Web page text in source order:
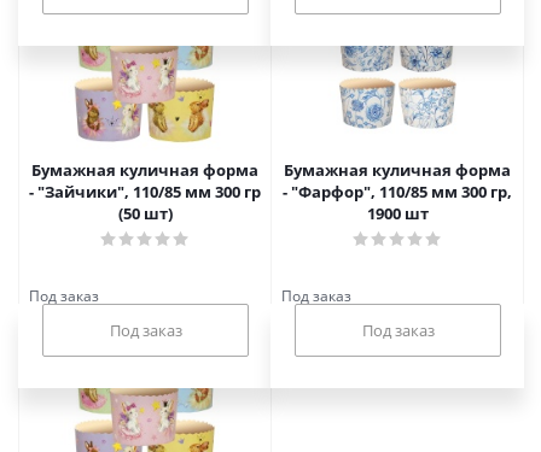
Бумажная куличная форма
- "Зайчики", 110/85 мм 300 гр
(50 шт)
Под заказ
Бумажная куличная форма
- "Фарфор", 110/85 мм 300 гр,
1900 шт
Под заказ